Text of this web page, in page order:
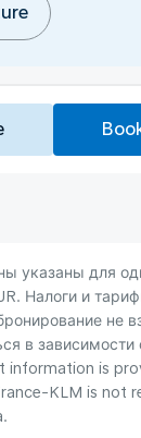
указаны для
Налоги и
не
в зависимости
information is
KLM is not